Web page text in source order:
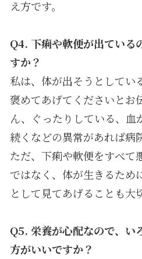
え方です。
Q4. 下痢や軟便が出ている
すか？
私は、体が出そうとしてい
褒めてあげてくださいとお
ん、ぐったりしている、血
続くなどの異常があれば病
ただ、下痢や軟便をすべて
ではなく、体が生きるため
として見てあげることも大
Q5. 栄養が心配なので、い
方がいいですか？